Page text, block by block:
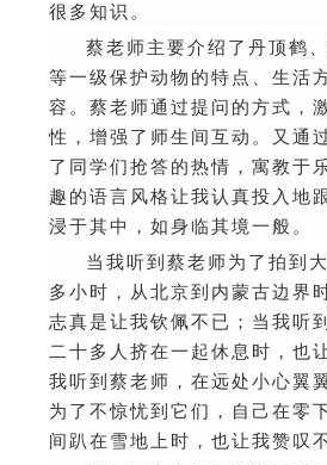
很多知识。
蔡老师主要介绍了丹顶鹤
等一级保护动物的特点、生活
容。蔡老师通过提问的方式，
性，增强了师生间互动。又通
了同学们抢答的热情，寓教于
趣的语言风格让我认真投入地
浸于其中，如身临其境一般。
当我听到蔡老师为了拍到
多小时，从北京到内蒙古边界
志真是让我钦佩不已；当我听
二十多人挤在一起休息时，也
我听到蔡老师，在远处小心翼
为了不惊忧到它们，自己在零
间趴在雪地上时，也让我赞叹